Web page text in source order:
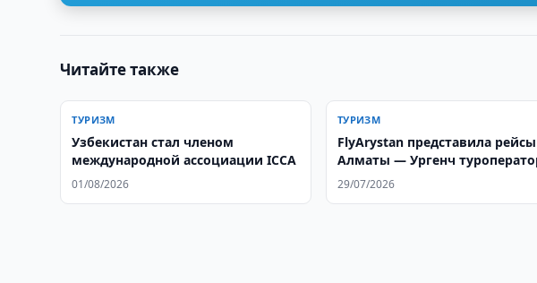
Читайте также
ТУРИЗМ
Узбекистан стал членом
международной ассоциации ICCA
01/08/2026
ТУРИЗМ
FlyArystan представила рейсы
Алматы — Ургенч
29/07/2026